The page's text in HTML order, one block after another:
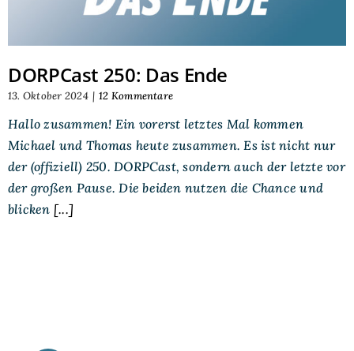
DORPCast 250: Das Ende
13. Oktober 2024 | 12 Kommentare
Hallo zusammen! Ein vorerst letztes Mal kommen
Michael und Thomas heute zusammen. Es ist nicht nur
der (offiziell) 250. DORPCast, sondern auch der letzte vor
der großen Pause. Die beiden nutzen die Chance und
blicken [...]